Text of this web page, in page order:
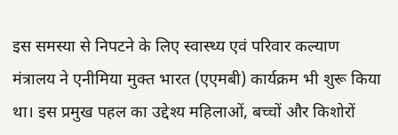
इस समस्या से निपटने के लिए स्वास्थ्य एवं परिवार कल्याण
मंत्रालय ने एनीमिया मुक्त भारत (एएमबी) कार्यक्रम भी शुरू किया
था। इस प्रमुख पहल का उद्देश्य महिलाओं, बच्चों और किशोरों